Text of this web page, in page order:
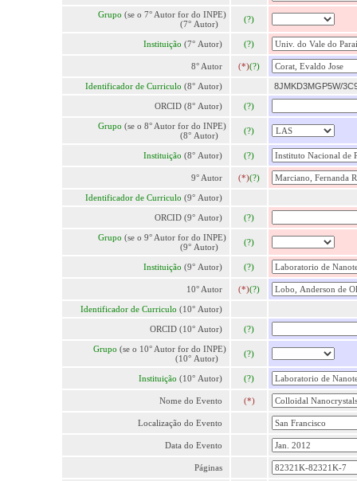
Grupo (se o 7° Autor for do INPE)
(7° Autor)
(?)
Instituição (7° Autor) (?)
8° Autor (*)(?)
Identificador de Curriculo (8° Autor) 8JMKD3MGP5W/
ORCID (8° Autor) (?)
Grupo (se o 8° Autor for do INPE)
(8° Autor)
(?)
Instituição (8° Autor) (?)
9° Autor (*)(?)
Identificador de Curriculo (9° Autor)
ORCID (9° Autor) (?)
Grupo (se o 9° Autor for do INPE)
(9° Autor)
(?)
Instituição (9° Autor) (?)
10° Autor (*)(?)
Identificador de Curriculo (10° Autor)
ORCID (10° Autor) (?)
Grupo (se o 10° Autor for do INPE)
(10° Autor)
(?)
Instituição (10° Autor) (?)
Nome do Evento (*)
Localização do Evento
Data do Evento
Páginas